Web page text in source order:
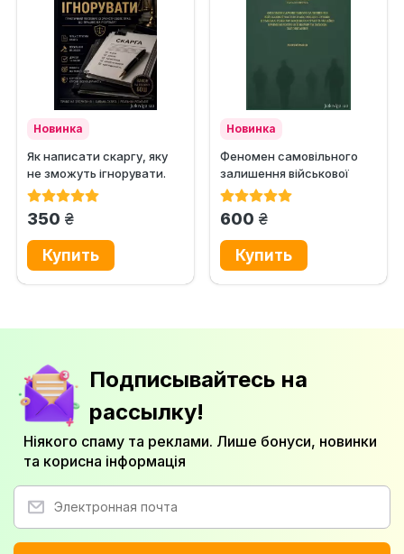
Новинка
Як написати скаргу, яку
не зможуть ігнорувати.
Практичний посібник із...
350 грн.
Новинка
Феномен самовільного
залишення військової
частини або місця служби
600 грн.
Подписывайтесь на
рассылку!
Ніякого спаму та реклами. Лише бонуси, новинки
та корисна інформація